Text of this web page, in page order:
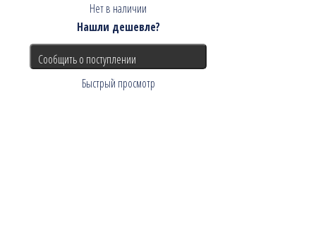
Нет в наличии
Нашли дешевле?
Сообщить о поступлении
Быстрый просмотр